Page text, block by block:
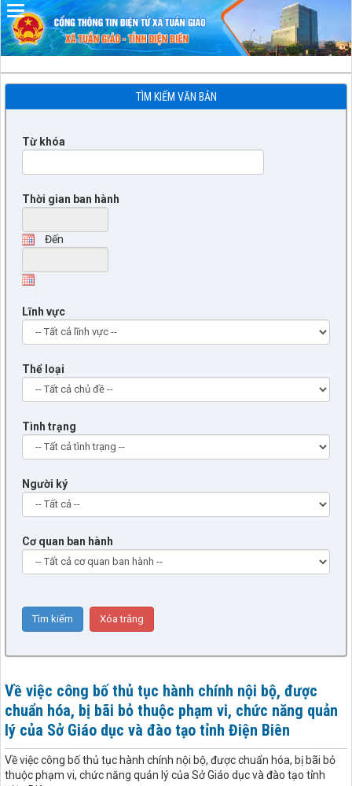
TÌM KIẾM VĂN BẢN
Từ khóa
Thời gian ban hành
Đến
Lĩnh vực
Thể loại
Tình trạng
Người ký
Cơ quan ban hành
Về việc công bố thủ tục hành chính nội bộ, được
chuẩn hóa, bị bãi bỏ thuộc phạm vi, chức năng quản
lý của Sở Giáo dục và đào tạo tỉnh Điện Biên
Về việc công bố thủ tục hành chính nội bộ, được chuẩn hóa, bị bãi bỏ
thuộc phạm vi, chức năng quản lý của Sở Giáo dục và đào tạo tỉnh
Đã kết nối EMC